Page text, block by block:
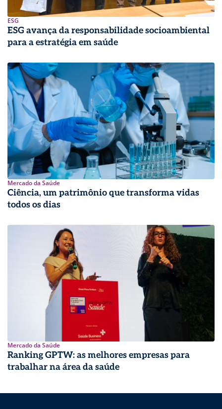
ESG
ESG avança da responsabilidade socioambiental
para a estratégia em saúde
Mercado da Saúde
Ciência, um patrimônio que transforma vidas
todos os dias
Mercado da Saúde
Ranking GPTW: as melhores empresas para
trabalhar na área da saúde